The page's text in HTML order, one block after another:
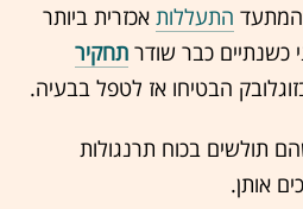
התעללות אכזרית ביותר
כשנתיים כבר שודר תחקיר
הבטיחו אז לטפל בבעיה.
תולשים בכוח תרנגולות
אותן.